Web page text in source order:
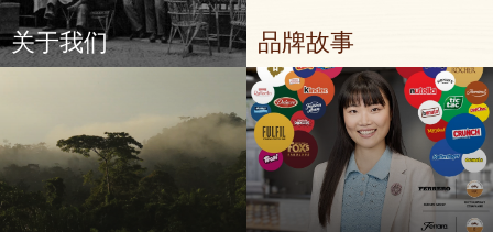
关于我们 品牌故事